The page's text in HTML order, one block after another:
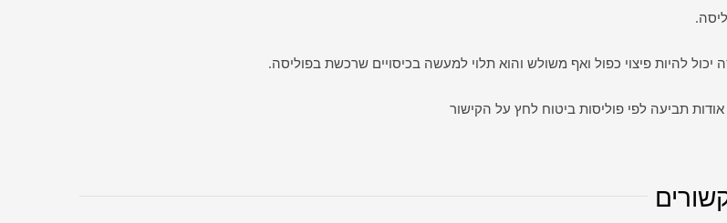
יכול להיות פיצוי כפול ואף משולש והוא תלוי למעשה בכיסויים שרכשת בפוליסה.
תביעה לפי פוליסות ביטוח לחץ על הקישור